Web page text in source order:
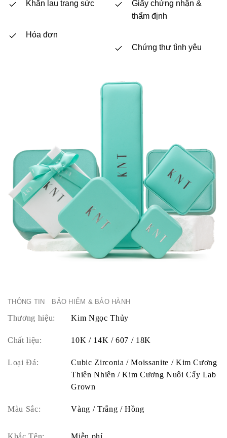
Khăn lau trang sức
Hóa đơn
Giấy chứng nhận &
thẩm định
Chứng thư tình yêu
THÔNG TIN BẢO HIỂM & BẢO HÀNH
Thương hiệu: Kim Ngọc Thủy
Chất liệu: 10K / 14K / 607 / 18K
Loại Đá:
Cubic Zirconia / Moissanite / Kim Cương
Thiên Nhiên / Kim Cương Nuôi Cấy Lab
Grown
Màu Sắc: Vàng / Trắng / Hồng
Khắc Tên: Miễn phí